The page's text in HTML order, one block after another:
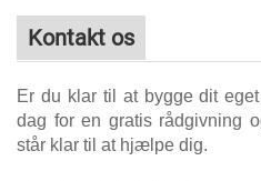
Kontakt os
Er du klar til at bygge dit
dag for en gratis rådgivning
står klar til at hjælpe dig.